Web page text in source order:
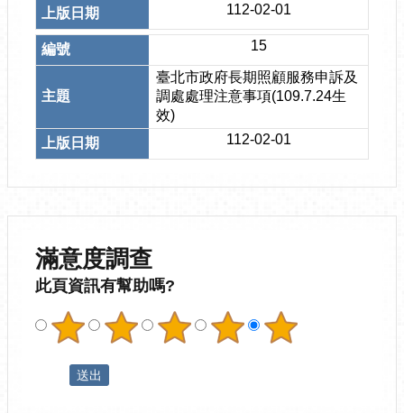
112-02-01
15
臺北市政府長期照顧服務申訴及
調處處理注意事項(109.7.24生
效)
112-02-01
滿意度調查
此頁資訊有幫助嗎?